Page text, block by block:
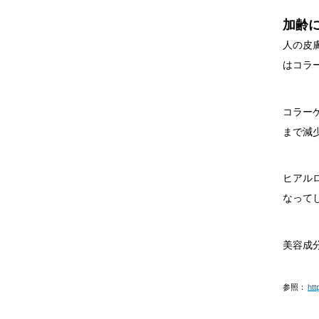
加齢
人の皮
はコラ
コラー
まで減
ヒアル
なって
美容成
参照：